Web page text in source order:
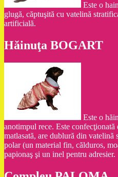
Este o
glugă, căptuşită cu vatelină
artificială.
Hăinuţa BOGART
Este o
anotimpul rece. Este
matlasată, are dublură din vatelină
polar (un material fin, călduros,
papionaş şi un inel pentru adresier.